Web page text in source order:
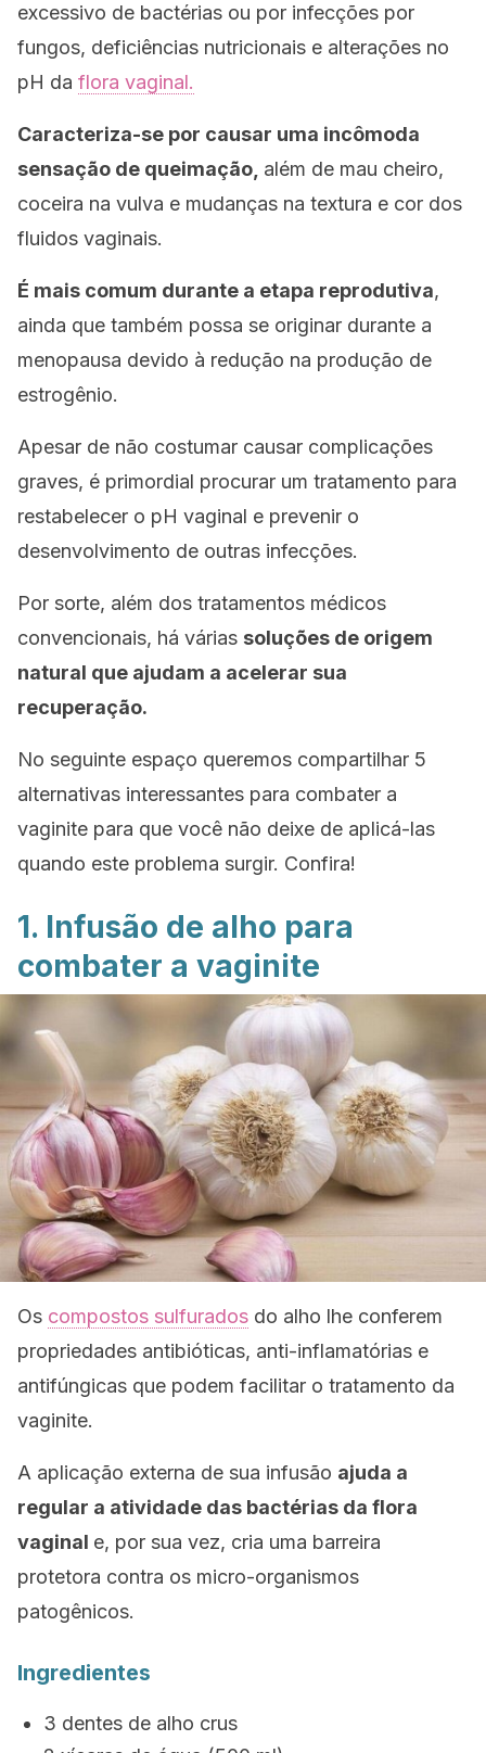
excessivo de bactérias ou por infecções por
fungos, deficiências nutricionais e alterações no
pH da flora vaginal.
Caracteriza-se por causar uma incômoda
sensação de queimação, além de mau cheiro,
coceira na vulva e mudanças na textura e cor dos
fluidos vaginais.
É mais comum durante a etapa reprodutiva,
ainda que também possa se originar durante a
menopausa devido à redução na produção de
estrogênio.
Apesar de não costumar causar complicações
graves, é primordial procurar um tratamento para
restabelecer o pH vaginal e prevenir o
desenvolvimento de outras infecções.
Por sorte, além dos tratamentos médicos
convencionais, há várias soluções de origem
natural que ajudam a acelerar sua
recuperação.
No seguinte espaço queremos compartilhar 5
alternativas interessantes para combater a
vaginite para que você não deixe de aplicá-las
quando este problema surgir. Confira!
1. Infusão de alho para
combater a vaginite
Os compostos sulfurados do alho lhe conferem
propriedades antibióticas, anti-inflamatórias e
antifúngicas que podem facilitar o tratamento da
vaginite.
A aplicação externa de sua infusão ajuda a
regular a atividade das bactérias da flora
vaginal e, por sua vez, cria uma barreira
protetora contra os micro-organismos
patogênicos.
Ingredientes
3 dentes de alho crus